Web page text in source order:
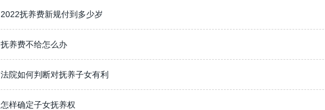
2022抚养费新规付到多少岁
抚养费不给怎么办
法院如何判断对抚养子女有利
怎样确定子女抚养权